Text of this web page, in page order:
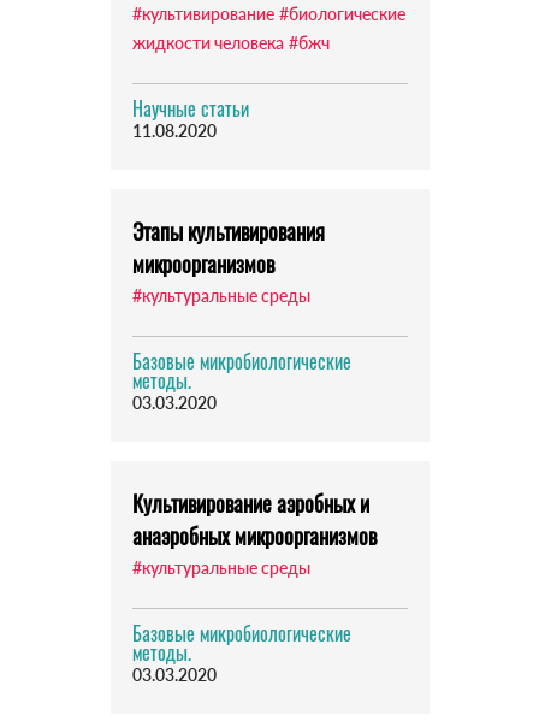
#культивирование #биологические
жидкости человека #бжч
Научные статьи
11.08.2020
Этапы культивирования
микроорганизмов
#культуральные среды
Базовые микробиологические
методы.
03.03.2020
Культивирование аэробных и
анаэробных микроорганизмов
#культуральные среды
Базовые микробиологические
методы.
03.03.2020